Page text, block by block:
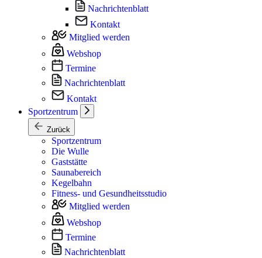
Nachrichtenblatt
Kontakt
Mitglied werden
Webshop
Termine
Nachrichtenblatt
Kontakt
Sportzentrum
Zurück
Sportzentrum
Die Wulle
Gaststätte
Saunabereich
Kegelbahn
Fitness- und Gesundheitsstudio
Mitglied werden
Webshop
Termine
Nachrichtenblatt